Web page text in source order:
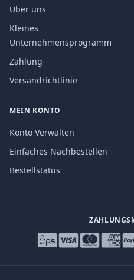
Über uns
Kleines
Unternehmensprogramm
Zahlung
Versandrichtlinie
MEIN KONTO
Konto Verwalten
Einfaches Nachbestellen
Bestellstatus